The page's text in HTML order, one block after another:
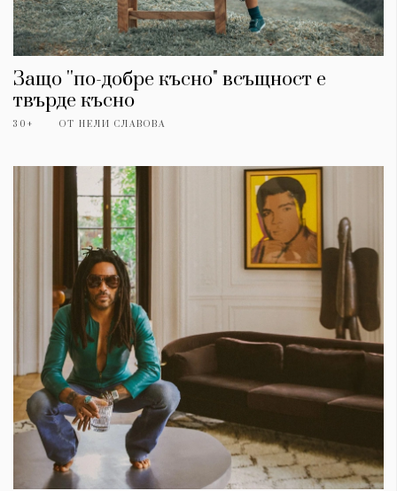
Защо ''по-добре късно" всъщност е
твърде късно
30+ ОТ НЕЛИ СЛАВОВА